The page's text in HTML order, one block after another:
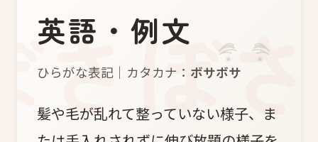
英語・例文
ひらがな表記｜カタカナ： ボサボサ
髪や毛が乱れて整っていない様子、ま